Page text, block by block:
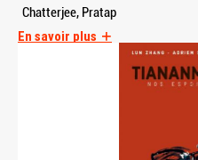
Chatterjee, Pratap
En savoir plus